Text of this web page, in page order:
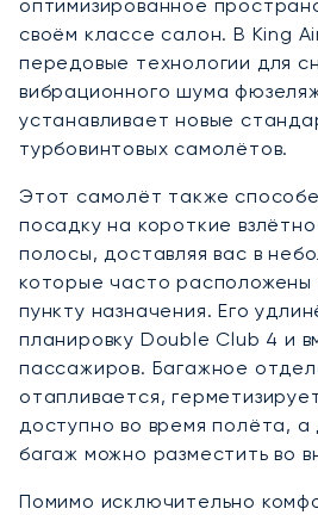
оптимизированное
своём классе салон. В King
передовые технологии для
вибрационного шума
устанавливает новые
турбовинтовых самолётов.
Этот самолёт также
посадку на короткие
полосы, доставляя вас в
которые часто расположены
пункту назначения. Его
планировку Double Club 4 и
пассажиров. Багажное
отапливается,
доступно во время полёта, а
багаж можно разместить во
Помимо исключительно